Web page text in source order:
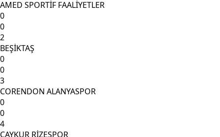
AMED SPORTİF FAALİYETLER
0
0
2
BEŞİKTAŞ
0
0
3
CORENDON ALANYASPOR
0
0
4
ÇAYKUR RİZESPOR